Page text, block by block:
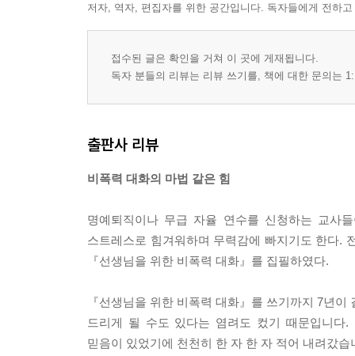
화란? | 무엇이 화를 일으키나? | 신체적 변화 | 화
11장 힘을 어떻게 쓸 것인가? 299
13장 감사하기 367
감사의 편지 376
저자, 역자, 편집자를 위한 공간입니다. 독자들에게 전하
접수된 글은 확인을 거쳐 이 곳에 게재됩니다.
독자 분들의 리뷰는 리뷰 쓰기를, 책에 대한 문의는
출판사 리뷰
비폭력 대화의 마법 같은 힘
명예퇴직이나 무급 자율 연수를 신청하는 교사
스트레스로 힘겨워하며 무력감에 빠지기도 한다.
『선생님을 위한 비폭력 대화』를 집필하였다.
『선생님을 위한 비폭력 대화』를 쓰기까지 7년
드리게 될 수도 있다는 염려도 컸기 때문입니다.
믿음이 있었기에 천천히 한 자 한 자 적어 내려갔습